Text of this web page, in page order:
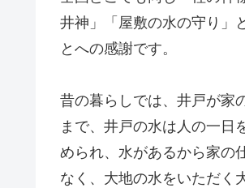
井神」「屋敷の水の守り」
とへの感謝です。
昔の暮らしでは、井戸が家
まで、井戸の水は人の一日
められ、水があるから家の
なく、大地の水をいただく